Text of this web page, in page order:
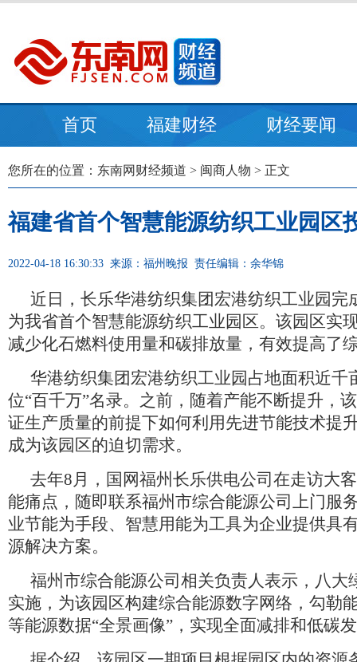
首页 福建财经 财经要闻
您所在的位置： 东南网财经频道 > 闽商人物 > 正文
福建省首个智慧能源纺织工业园区
2022-04-18 16:30:33 来源：福州晚报 责任编辑：余华锦
近日，长乐华港纺织集团宏港纺织工业园完
为我省首个智慧能源纺织工业园区。该园区实
减少化石燃料使用量和碳排放量，有效提高了
华港纺织集团宏港纺织工业园占地面积近千
位“百千万”名录。之前，随着产能不断提升，
证生产质量的前提下如何利用先进节能技术提
成为该园区的迫切需求。
去年8月，国网福州长乐供电公司在走访大
能痛点，随即联系福州市综合能源公司上门服
业节能为手段、智慧用能为工具为企业提供具
源解决方案。
福州市综合能源公司相关负责人表示，八大
实施，为该园区构建综合能源数字网络，勾勒
等能源数据“全景画像”，实现全面减排和低碳